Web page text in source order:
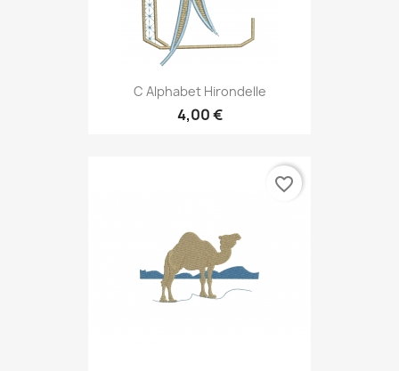
C Alphabet Hirondelle
4,00 €
favorite_border